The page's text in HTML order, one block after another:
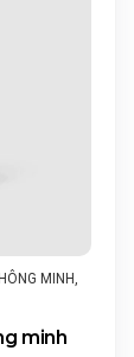
MINH
minh